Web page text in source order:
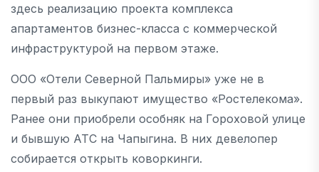
здесь реализацию проекта комплекса
апартаментов бизнес-класса с коммерческой
инфраструктурой на первом этаже.
ООО «Отели Северной Пальмиры» уже не в
первый раз выкупают имущество «Ростелекома».
Ранее они приобрели особняк на Гороховой улице
и бывшую АТС на Чапыгина. В них девелопер
собирается открыть коворкинги.